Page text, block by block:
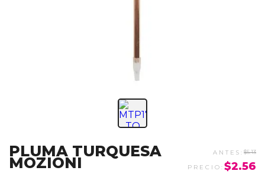
PLUMA TURQUESA
MOZIONI
$5.13
$2.56